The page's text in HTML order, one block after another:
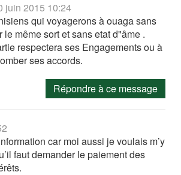
juin 2015 10:24
qui voyagerons à ouaga sans
même sort et sans etat d"âme .
respectera ses Engagements ou à
ses accords.
Répondre à ce message
car moi aussi je voulais m’y
faut demander le paiement des